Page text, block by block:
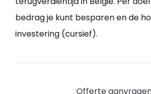
bedrag je kunt besparen en de
investering (cursief).
Offerte